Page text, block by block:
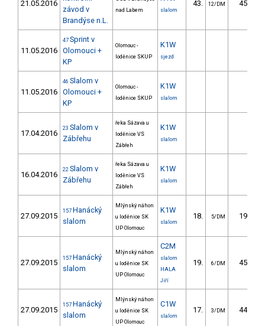
21.05.2016
závod v
Brandýse n.L.
nad Labem
slalom
43. 12/DM 45.49
11.05.2016
47 Sprint v
Olomouci +
KP
Olomouc -
loděnice SKUP
K1W
sjezd
11.05.2016
46 Slalom v
Olomouci +
KP
Olomouc -
loděnice SKUP
K1W
slalom
17.04.2016
23 Slalom v
Zábřehu
řeka Sázava u
loděnice VS
Zábřeh
K1W
slalom
16.04.2016
22 Slalom v
Zábřehu
řeka Sázava u
loděnice VS
Zábřeh
K1W
slalom
27.09.2015
157 Hanácký
slalom
Mlýnský náhon
u loděnice SK
UP Olomouc
K1W
slalom
18. 5/DM 19.20
27.09.2015 157 Hanácký
slalom
Mlýnský náhon
u loděnice SK
UP Olomouc
C2M
slalom
HALA
Jiří
19. 6/DM 45.50
27.09.2015
157 Hanácký
slalom
Mlýnský náhon
u loděnice SK
UP Olomouc
C1W
slalom
17. 3/DM 44.30